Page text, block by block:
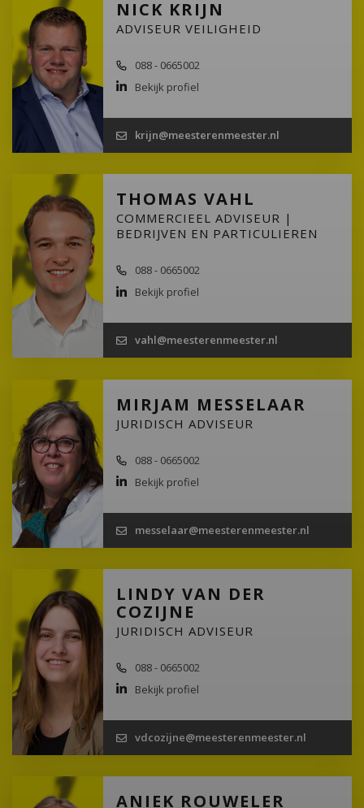
NICK KRIJN
ADVISEUR VEILIGHEID
088 - 0665002
Bekijk profiel
krijn@meesterenmeester.nl
THOMAS VAHL
COMMERCIEEL ADVISEUR |
BEDRIJVEN EN PARTICULIEREN
088 - 0665002
Bekijk profiel
vahl@meesterenmeester.nl
MIRJAM MESSELAAR
JURIDISCH ADVISEUR
088 - 0665002
Bekijk profiel
messelaar@meesterenmeester.nl
LINDY VAN DER
COZIJNE
JURIDISCH ADVISEUR
088 - 0665002
Bekijk profiel
vdcozijne@meesterenmeester.nl
ANIEK ROUWELER